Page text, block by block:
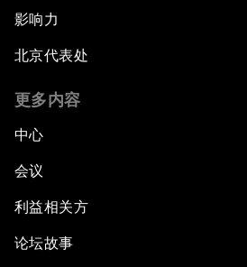
影响力
北京代表处
更多内容
中心
会议
利益相关方
论坛故事